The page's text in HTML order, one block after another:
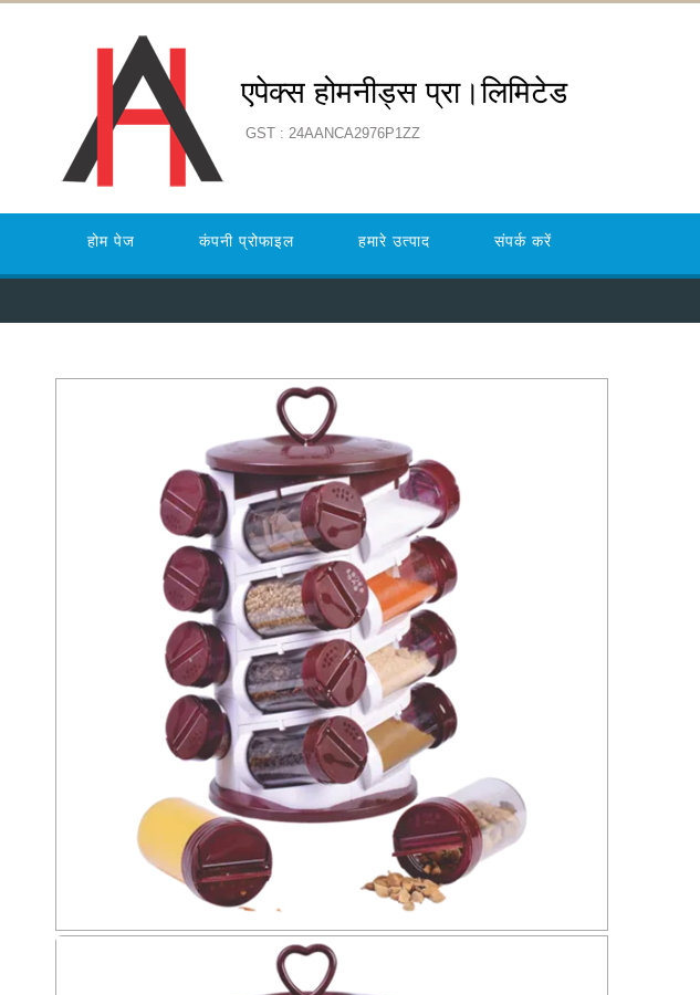
एपेक्स होमनीड्स प्रा।लिमिटेड
GST : 24AANCA2976P1ZZ
होम पेज कंपनी प्रोफाइल हमारे उत्पाद संपर्क करें